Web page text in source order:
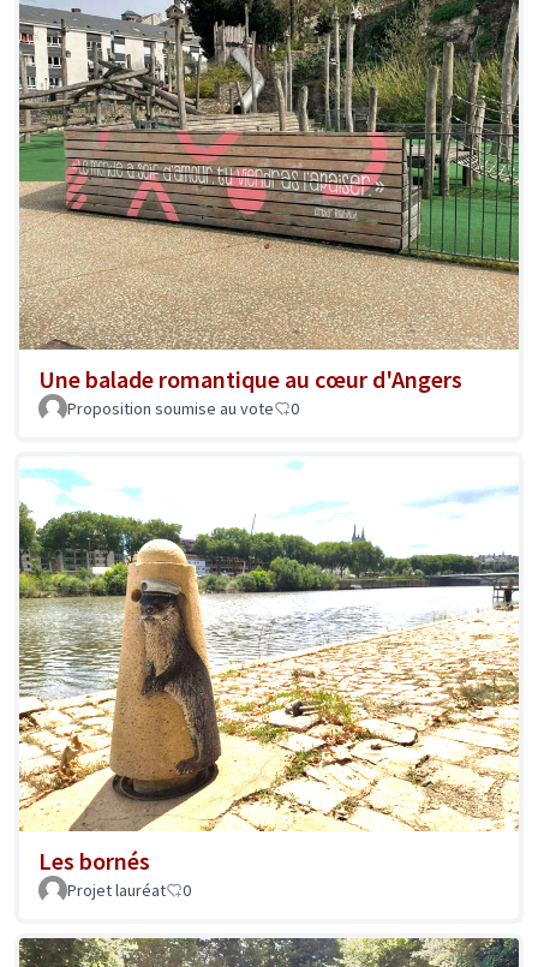
Une balade romantique au cœur d'Angers
Proposition soumise au vote 0
Les bornés
Projet lauréat 0